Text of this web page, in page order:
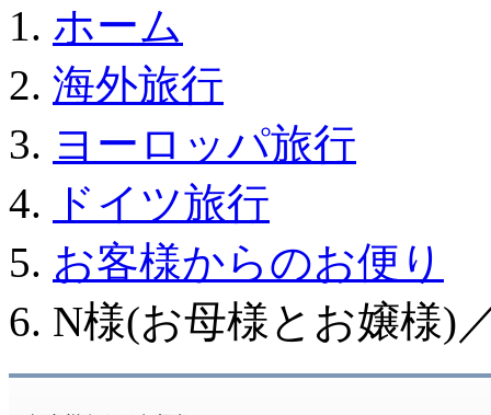
ホーム
海外旅行
ヨーロッパ旅行
ドイツ旅行
お客様からのお便り
N様(お母様とお嬢様)